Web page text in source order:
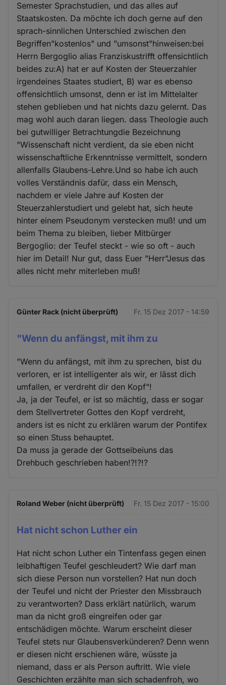
Semester Sprachstudien, und das alles auf
Staatskosten. Da möchte ich doch gerne auf den
sprach-sinnlichen Unterschied zwischen den
Begriffen"kostenlos" und "umsonst"hinweisen:bei
Herrn Bergoglio alias Franziskustrifft offensichtlich
beides zu:A) hat er auf Kosten der Steuerzahler
irgendeines Staates studiert, B) war es ebenso
offensichtlich umsonst, denn er ist im Mittelalter
stehen geblieben und hat nichts dazu gelernt. Das
mag wohl auch daran liegen. dass Theologie auch
bei gutwilliger Betrachtungdie Bezeichnung
"Wissenschaft nicht verdient, da sie eben nicht
wissenschaftliche Erkenntnisse vermittelt, sondern
allenfalls Glaubens-Lehre.Und so habe ich auch
volles Verständnis dafür, dass ein Mensch,
nachdem er viele Jahre auf Kosten der
Steuerzahlerstudiert und gelebt hat, sich heute
hinter einem Pseudonym verstecken muß! und um
beim Thema zu bleiben, lieber Mitbürger
Bergoglio: der Teufel steckt - wie so oft - auch
hier im Detail! Nur gut, dass Euer "Herr"Jesus das
alles nicht mehr miterleben muß!
Günter Rack (nicht überprüft) Fr. 15 Dez 2017 - 14:59
"Wenn du anfängst, mit ihm zu
"Wenn du anfängst, mit ihm zu sprechen, bist du
verloren, er ist intelligenter als wir, er lässt dich
umfallen, er verdreht dir den Kopf"!
Ja, ja der Teufel, er ist so mächtig, dass er sogar
dem Stellvertreter Gottes den Kopf verdreht,
anders ist es nicht zu erklären warum der Pontifex
so einen Stuss behauptet.
Da muss ja gerade der Gottseibeiuns das
Drehbuch geschrieben haben!?!?!?
Roland Weber (nicht überprüft) Fr. 15 Dez 2017 - 15:00
Hat nicht schon Luther ein
Hat nicht schon Luther ein Tintenfass gegen einen
leibhaftigen Teufel geschleudert? Wie darf man
sich diese Person nun vorstellen? Hat nun doch
der Teufel und nicht der Priester den Missbrauch
zu verantworten? Dass erklärt natürlich, warum
man da nicht groß eingreifen oder gar
entschädigen möchte. Warum erscheint dieser
Teufel stets nur Glaubensverkünderen? Denn wenn
er diesen nicht erschienen wäre, wüsste ja
niemand, dass er als Person auftritt. Wie viele
Geschichten erzählte man sich schadenfroh, wo